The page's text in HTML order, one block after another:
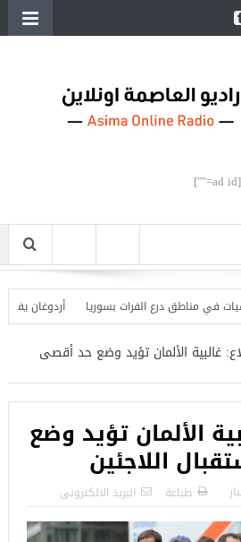
[ad id=""]
أردوغان يفتتح
غالبية الألمان تؤيد وضع حد أقصى
الألمان تؤيد وضع
اللاجئين
طباعة البريد الالكترونى